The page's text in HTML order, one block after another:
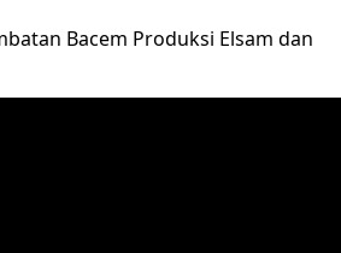
Bacem Produksi Elsam dan